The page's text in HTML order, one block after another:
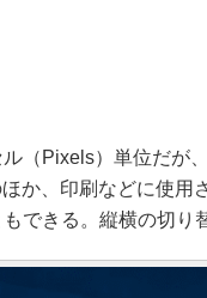
（Pixels）単位だが
か、印刷などに使用
できる。縦横の切り